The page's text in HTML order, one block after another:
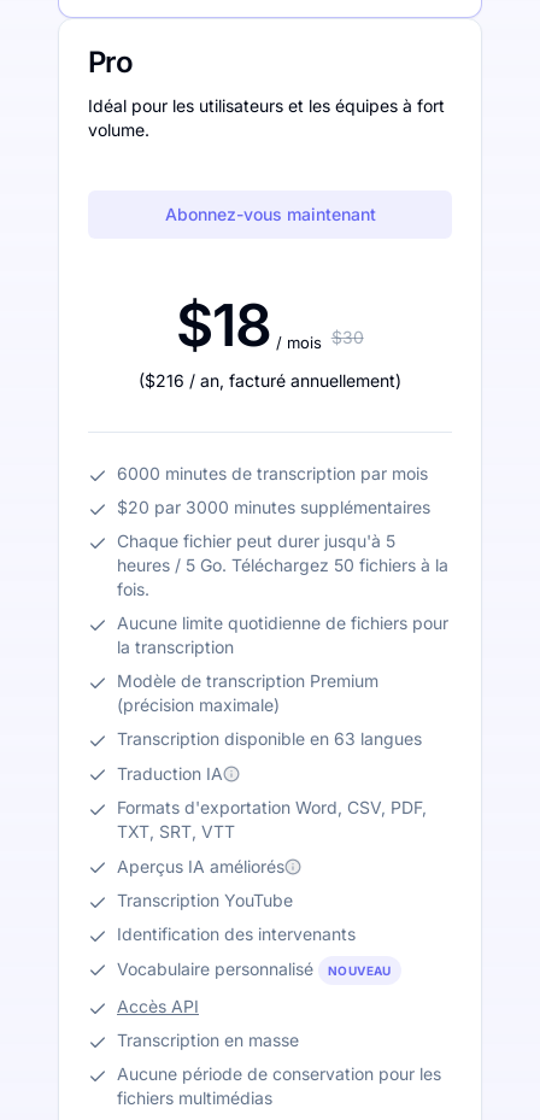
Pro
Idéal pour les utilisateurs et les équipes à fort
volume.
Abonnez-vous maintenant
$18 / mois $30
($216 / an, facturé annuellement)
6000 minutes de transcription par mois
$20 par 3000 minutes supplémentaires
Chaque fichier peut durer jusqu'à 5
heures / 5 Go. Téléchargez 50 fichiers à la
fois.
Aucune limite quotidienne de fichiers pour
la transcription
Modèle de transcription Premium
(précision maximale)
Transcription disponible en 63 langues
Traduction IA
Formats d'exportation Word, CSV, PDF,
TXT, SRT, VTT
Aperçus IA améliorés
Transcription YouTube
Identification des intervenants
Vocabulaire personnalisé
NOUVEAU
Accès API
Transcription en masse
Aucune période de conservation pour les
fichiers multimédias